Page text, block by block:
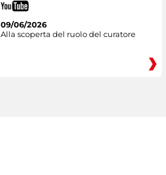
09/06/2026
Alla scoperta del ruolo del curatore